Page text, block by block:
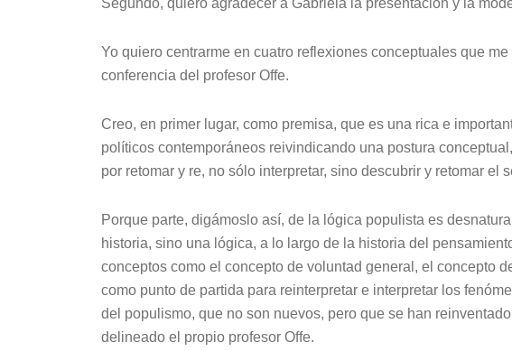
Yo quiero centrarme en cuatro reflexiones conceptuales que me
conferencia del profesor Offe.
Creo, en primer lugar, como premisa, que es una rica e
políticos contemporáneos reivindicando una postura
por retomar y re, no sólo interpretar, sino descubrir y retomar el
Porque parte, digámoslo así, de la lógica populista es
historia, sino una lógica, a lo largo de la historia del
conceptos como el concepto de voluntad general, el concepto
como punto de partida para reinterpretar e interpretar los
del populismo, que no son nuevos, pero que se han
delineado el propio profesor Offe.